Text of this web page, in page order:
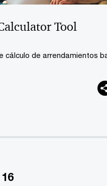
Tool
cálculo de arrendamientos